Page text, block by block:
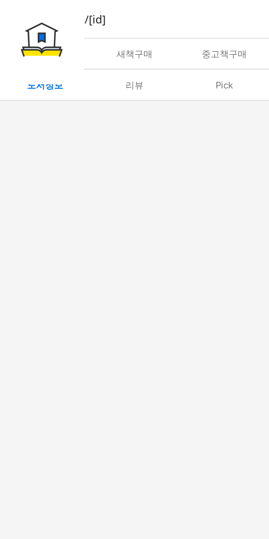
book/rent/[id]
대여 새책구매 중고책구매
도서정보 리뷰 Pick